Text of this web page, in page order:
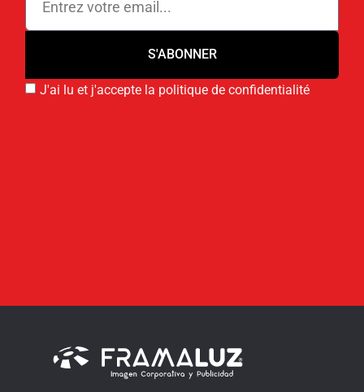
J'ai lu et j'accepte la politique de confidentialité
S'ABONNER